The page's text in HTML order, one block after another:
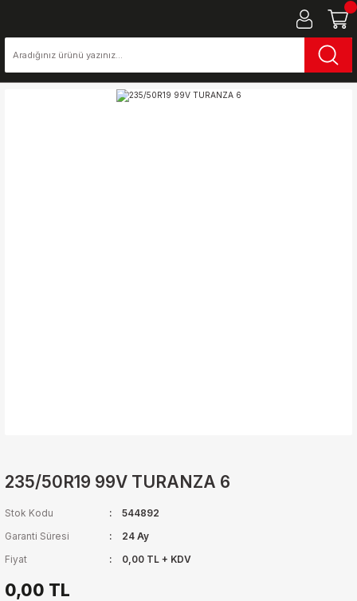
235/50R19 99V TURANZA 6
Stok Kodu
544892
Garanti Süresi
24 Ay
Fiyat
0,00 TL + KDV
0,00 TL